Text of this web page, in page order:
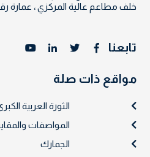
خلف مطاعم عالية المركزي ، عمارة رقم 22 –
تابعنا
مواقع ذات صلة
الثورة العربية
المواصفات
الجمارك